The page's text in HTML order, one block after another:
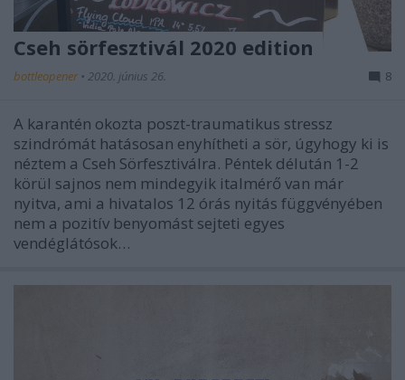
Cseh sörfesztivál 2020 edition
bottleopener • 2020. június 26. 8
A karantén okozta poszt-traumatikus stressz
szindrómát hatásosan enyhítheti a sör, úgyhogy ki is
néztem a Cseh Sörfesztiválra. Péntek délután 1-2
körül sajnos nem mindegyik italmérő van már
nyitva, ami a hivatalos 12 órás nyitás függvényében
nem a pozitív benyomást sejteti egyes
vendéglátósok…